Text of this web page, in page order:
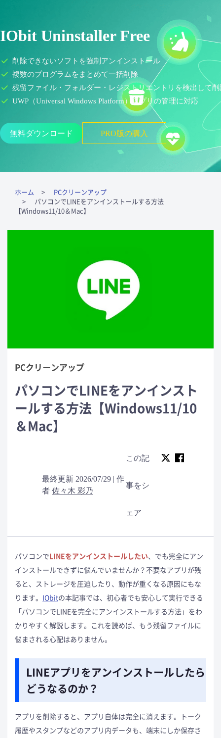
IObit Uninstaller Free
削除できないソフトを強制アンインストール
複数のプログラムをまとめて一括削除
残留ファイル・フォルダー・レジストリエントリを検出して削
UWP（Universal Windows Platform）アプリの管理に対応
無料ダウンロード PRO版の購入
ホーム
PCクリーンアップ
パソコンでLINEをアンインストールする方法
【Windows11/10＆Mac】
PCクリーンアップ
パソコンでLINEをアンインスト
ールする方法【Windows11/10
＆Mac】
最終更新 2026/07/29 | 作
者 佐々木 彩乃
この記
事をシ
ェア
パソコンでLINEをアンインストールしたい、でも完全にアン
インストールできずに悩んでいませんか？不要なアプリが残
ると、ストレージを圧迫したり、動作が重くなる原因にもな
ります。 IObitの本記事では、初心者でも安心して実行できる
「パソコンでLINEを完全にアンインストールする方法」をわ
かりやすく解説します。これを読めば、もう残留ファイルに
悩まされる心配はありません。
LINEアプリをアンインストールしたら
どうなるのか？
アプリを削除すると、アプリ自体は完全に消えます。トーク
履歴やスタンプなどのアプリ内データも、端末にしか保存さ